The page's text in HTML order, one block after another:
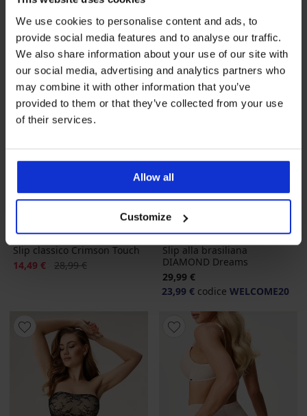
We use cookies to personalise content and ads, to
provide social media features and to analyse our traffic.
We also share information about your use of our site with
our social media, advertising and analytics partners who
may combine it with other information that you’ve
provided to them or that they’ve collected from your use
of their services.
Allow all
Customize
-50%
Slip classico Crimson Touch
Sconto
14,49 € Prezzo originale
28,99 €
-20 % WELCOME20
Slip alla brasiliana
DIAMOND Dreams
29,99 €
23,99 € codice WELCOME20